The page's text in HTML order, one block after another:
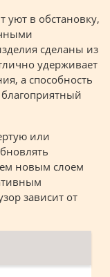
уют в обстановку,
сделаны из
удерживает
а способность
или
новым слоем
зависит от